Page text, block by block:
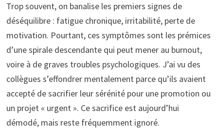
Trop souvent, on banalise les premiers signes de
déséquilibre : fatigue chronique, irritabilité, perte de
motivation. Pourtant, ces symptômes sont les prémices
d’une spirale descendante qui peut mener au burnout,
voire à de graves troubles psychologiques. J’ai vu des
collègues s’effondrer mentalement parce qu’ils avaient
accepté de sacrifier leur sérénité pour une promotion ou
un projet « urgent ». Ce sacrifice est aujourd’hui
démodé, mais reste fréquemment ignoré.